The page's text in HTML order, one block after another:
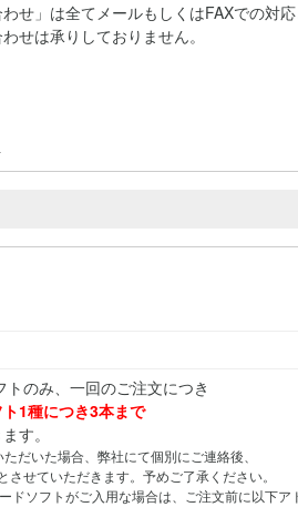
せ」は全てメールもしくはFAXでの対応
せは承りしておりません。
トのみ、一回のご注文につき
1種につき3本まで
す。
だいた場合、弊社にて個別にご連絡後、
させていただきます。予めご了承ください。
ドソフトがご入用な場合は、ご注文前に以下ア